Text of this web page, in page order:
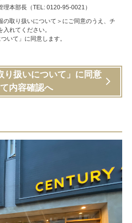
本部長（TEL: 0120-95-0021）
の取り扱いについて＞にご同意のうえ、チ
れてください。
いて」に同意します。
り扱いについて」に同意
内容確認へ